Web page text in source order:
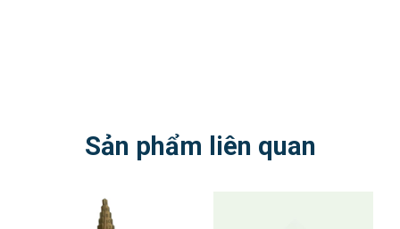
Sản phẩm liên quan